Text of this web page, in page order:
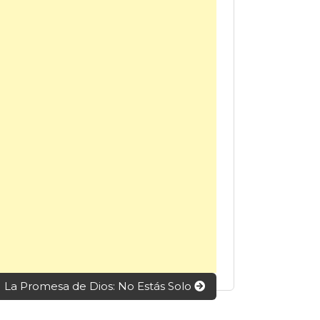
La Promesa de Dios: No Estás Solo